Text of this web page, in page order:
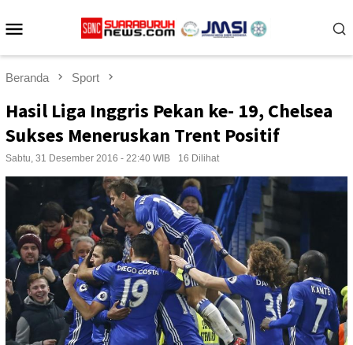
ke
Beranda Sport
Hasil Liga Inggris Pekan ke- 19, Chelsea
Sukses Meneruskan Trent Positif
Sabtu, 31 Desember 2016 - 22:40 WIB 16 Dilihat